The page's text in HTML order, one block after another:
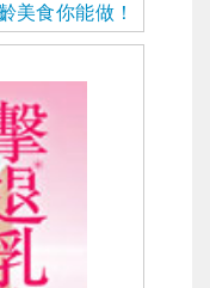
美食你能做！